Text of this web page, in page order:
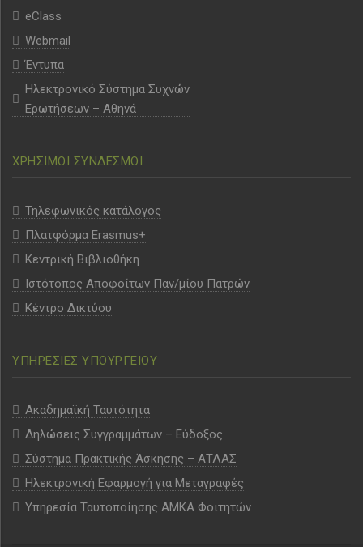
eClass
Webmail
Έντυπα
Ηλεκτρονικό Σύστημα Συχνών
Ερωτήσεων – Αθηνά
ΧΡΗΣΙΜΟΙ ΣΥΝΔΕΣΜΟΙ
Τηλεφωνικός κατάλογος
Πλατφόρμα Erasmus+
Κεντρική Βιβλιοθήκη
Ιστότοπος Αποφοίτων Παν/μίου Πατρών
Κέντρο Δικτύου
ΥΠΗΡΕΣΙΕΣ ΥΠΟΥΡΓΕΙΟΥ
Ακαδημαϊκή Ταυτότητα
Δηλώσεις Συγγραμμάτων – Εύδοξος
Σύστημα Πρακτικής Άσκησης – ΑΤΛΑΣ
Ηλεκτρονική Εφαρμογή για Μεταγραφές
Υπηρεσία Ταυτοποίησης ΑΜΚΑ Φοιτητών